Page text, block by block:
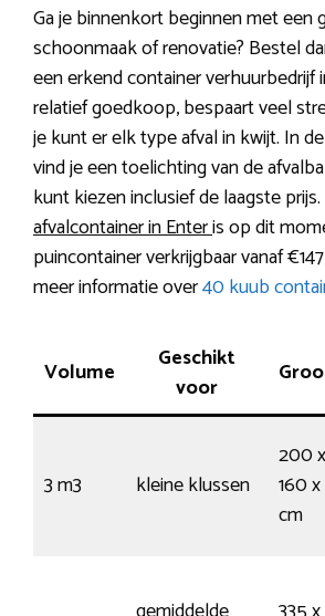
Ga je binnenkort beginnen met een
schoonmaak of renovatie? Bestel
een erkend container verhuurbedrijf
relatief goedkoop, bespaart veel
je kunt er elk type afval in kwijt. In
vind je een toelichting van de
kunt kiezen inclusief de laagste
afvalcontainer in Enteris op dit
puincontainer verkrijgbaar vanaf
meer informatie over40 kuub
Volume
Geschikt
voor
3 m3 kleine klussen
200 x
160 x
cm